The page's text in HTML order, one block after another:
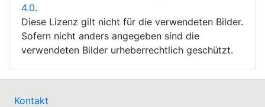
4.0.
Diese Lizenz gilt nicht für die verwendeten Bilder.
Sofern nicht anders angegeben sind die
verwendeten Bilder urheberrechtlich geschützt.
Kontakt